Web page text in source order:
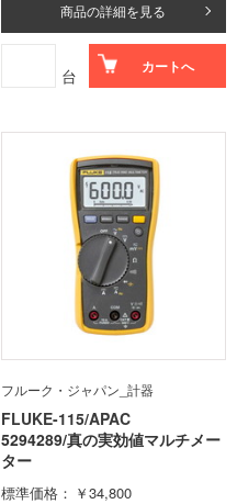
商品の詳細を見る
台 カートへ
フルーク・ジャパン_計器
FLUKE-115/APAC
5294289/真の実効値マルチメー
ター
標準価格
￥34,800